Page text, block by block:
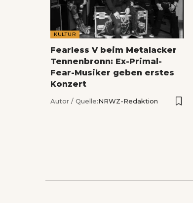
KULTUR
Fearless V beim Metalacker
Tennenbronn: Ex-Primal-
Fear-Musiker geben erstes
Konzert
Autor / Quelle:NRWZ-Redaktion